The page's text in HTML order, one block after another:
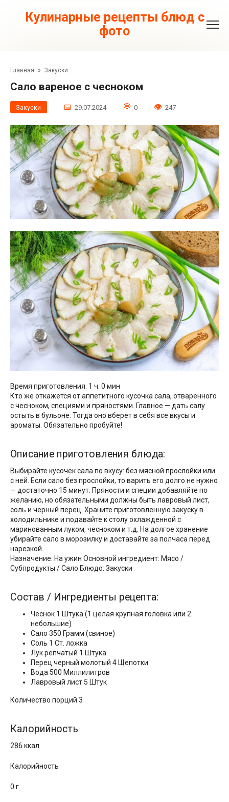
контентуКулинарные рецепты блюд с
фото
Главная » Закуски
Сало вареное с чесноком
Закуски 29.07.2024 0 247
Время приготовления: 1 ч. 0 мин
Кто же откажется от аппетитного кусочка сала, отваренного
с чесноком, специями и пряностями. Главное — дать салу
остыть в бульоне. Тогда оно вберет в себя все вкусы и
ароматы. Обязательно пробуйте!
Описание приготовления блюда:
Выбирайте кусочек сала по вкусу: без мясной прослойки или
с ней. Если сало без прослойки, то варить его долго не нужно
— достаточно 15 минут. Пряности и специи добавляйте по
желанию, но обязательными должны быть лавровый лист,
соль и черный перец. Храните приготовленную закуску в
холодильнике и подавайте к столу охлажденной с
маринованным луком, чесноком и т.д. На долгое хранение
убирайте сало в морозилку и доставайте за полчаса перед
нарезкой.
Назначение: На ужин Основной ингредиент: Мясо /
Субпродукты / Сало Блюдо: Закуски
Состав / Ингредиенты рецепта:
Чеснок 1 Штука (1 целая крупная головка или 2
небольшие)
Сало 350 Грамм (свиное)
Соль 1 Ст. ложка
Лук репчатый 1 Штука
Перец черный молотый 4 Щепотки
Вода 500 Миллилитров
Лавровый лист 5 Штук
Количество порций 3
Калорийность
286 ккал
Калорийность
0 г